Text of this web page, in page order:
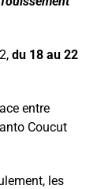
du 18 au 22
entre
Coucut
les